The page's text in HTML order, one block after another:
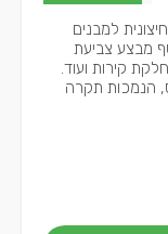
למבנים
מבצע צביעת
קירות ועוד.
הנמכות תקרה